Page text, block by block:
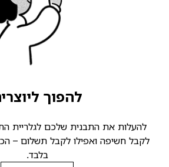
להפוך ליוצרים
לקבל חשיפה ואפילו לקבל תשלום – הכול
בלבד.